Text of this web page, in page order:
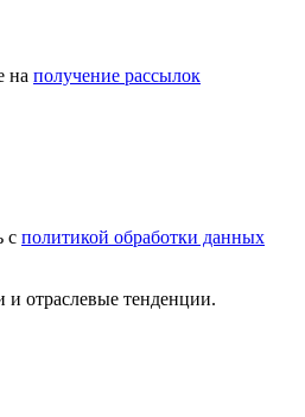
на получение рассылок
с политикой обработки данных
отраслевые тенденции.